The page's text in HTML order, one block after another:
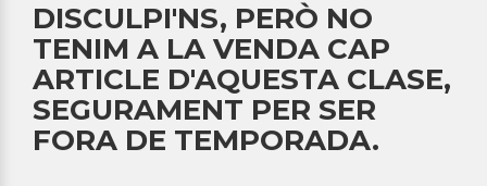
DISCULPI'NS, PERÒ NO
TENIM A LA VENDA CAP
ARTICLE D'AQUESTA CLASE,
SEGURAMENT PER SER
FORA DE TEMPORADA.